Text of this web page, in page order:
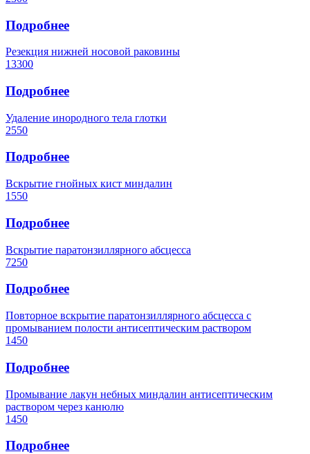
Подробнее
Резекция нижней носовой раковины
13300
Подробнее
Удаление инородного тела глотки
2550
Подробнее
Вскрытие гнойных кист миндалин
1550
Подробнее
Вскрытие паратонзиллярного абсцесса
7250
Подробнее
Повторное вскрытие паратонзиллярного абсцесса с
промыванием полости антисептическим раствором
1450
Подробнее
Промывание лакун небных миндалин антисептическим
раствором через канюлю
1450
Подробнее